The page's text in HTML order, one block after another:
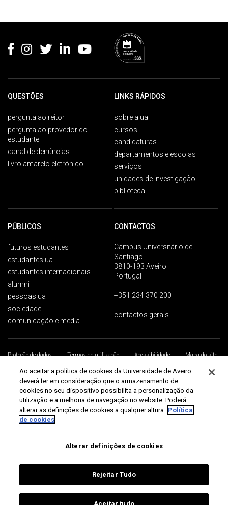
QUESTÕES
pergunta ao reitor
pergunta ao provedor do
estudante
canal de denúncias
livro amarelo eletrónico
LINKS RÁPIDOS
sobre a ua
cursos
candidaturas
departamentos e escolas
serviços
unidades de investigação
biblioteca
PÚBLICOS
futuros estudantes
estudantes ua
estudantes internacionais
alumni
pessoas ua
sociedade
comunicação e media
CONTACTOS
Campus Universitário de
Santiago
3810-193 Aveiro
Portugal
+351 234 370 200
contactos gerais
Proteção de dados Termos de utilização Acessibilidade
Mapa do site
Universidade de Aveiro 2026
Ao aceitar a política de cookies da Universidade de Aveiro
deverá ter em consideração que o armazenamento de
cookies no seu dispositivo possibilita a personalização da
utilização e a melhoria de navegação no website. Poderá
alterar as definições de cookies a qualquer altura. Política
de cookies
Alterar definições de cookies
Rejeitar Tudo